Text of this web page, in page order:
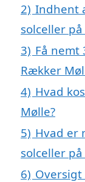
2) Indhent
solceller
3) Få nemt
Rækker
4) Hvad
Mølle?
5) Hvad er
solceller
6)